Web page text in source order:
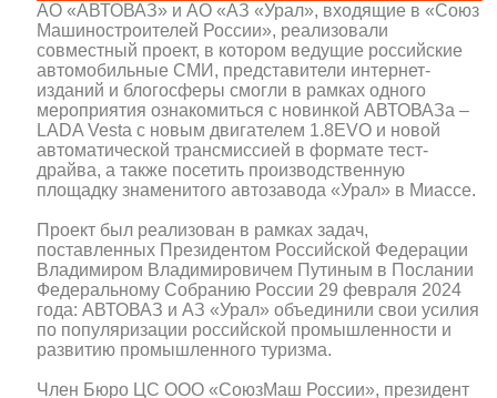
АО «АВТОВАЗ» и АО «АЗ «Урал», входящие в «Союз
Машиностроителей России», реализовали
совместный проект, в котором ведущие российские
автомобильные СМИ, представители интернет-
изданий и блогосферы смогли в рамках одного
мероприятия ознакомиться с новинкой АВТОВАЗа –
LADA Vesta с новым двигателем 1.8EVO и новой
автоматической трансмиссией в формате тест-
драйва, а также посетить производственную
площадку знаменитого автозавода «Урал» в Миассе.
Проект был реализован в рамках задач,
поставленных Президентом Российской Федерации
Владимиром Владимировичем Путиным в Послании
Федеральному Собранию России 29 февраля 2024
года: АВТОВАЗ и АЗ «Урал» объединили свои усилия
по популяризации российской промышленности и
развитию промышленного туризма.
Член Бюро ЦС ООО «СоюзМаш России», президент